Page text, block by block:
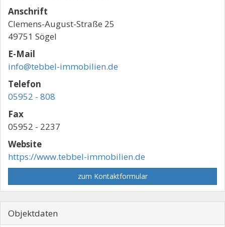
Anschrift
Clemens-August-Straße 25
49751 Sögel
E-Mail
info@tebbel-immobilien.de
Telefon
05952 - 808
Fax
05952 - 2237
Website
https://www.tebbel-immobilien.de
zum Kontaktformular
Objektdaten